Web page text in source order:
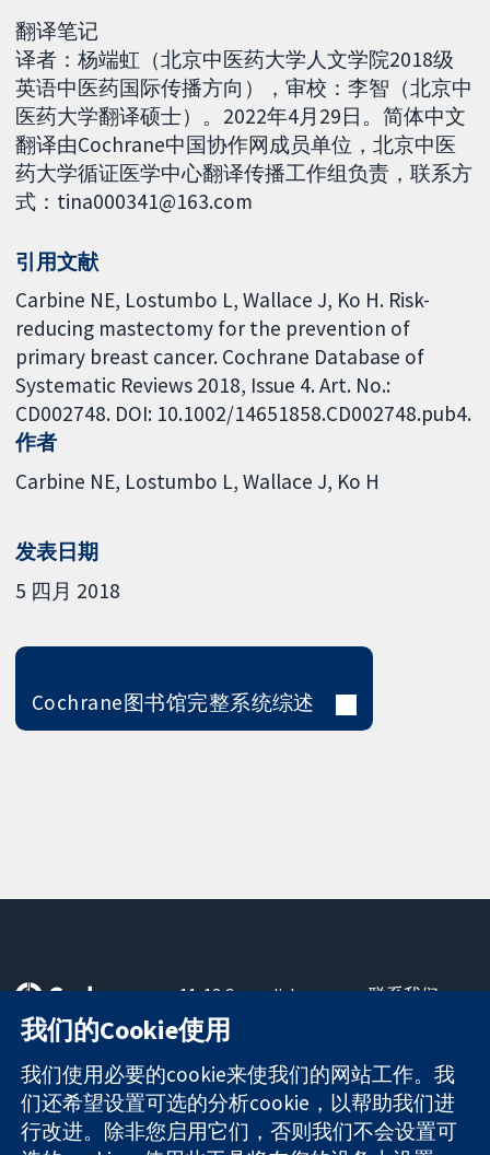
翻译笔记
译者：杨端虹（北京中医药大学人文学院2018级
英语中医药国际传播方向），审校：李智（北京中
医药大学翻译硕士）。2022年4月29日。简体中文
翻译由Cochrane中国协作网成员单位，北京中医
药大学循证医学中心翻译传播工作组负责，联系方
式：tina000341@163.com
引用文献
Carbine NE, Lostumbo L, Wallace J, Ko H. Risk-
reducing mastectomy for the prevention of
primary breast cancer. Cochrane Database of
Systematic Reviews 2018, Issue 4. Art. No.:
CD002748. DOI: 10.1002/14651858.CD002748.pub4.
作者
Carbine NE Lostumbo L Wallace J Ko H
发表日期
5 四月 2018
Cochrane图书馆完整系统综述
可信任的证据
知情决定
更完善的医疗健
康
11-13 Cavendish
Square
London
W1G 0AN
United Kingdom
联系我们
关于我们
工作机会
Cochrane
Library
我们的Cookie使用
我们使用必要的cookie来使我们的网站工作。我
们还希望设置可选的分析cookie，以帮助我们进
行改进。除非您启用它们，否则我们不会设置可